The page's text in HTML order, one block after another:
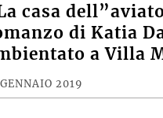
casa
di Katia
a Villa
2019